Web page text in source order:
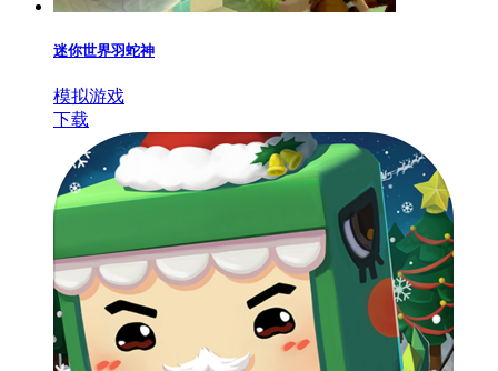
迷你世界羽蛇神
模拟游戏
下载